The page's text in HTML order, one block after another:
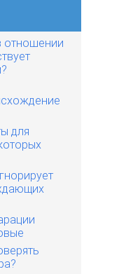
отношении
для